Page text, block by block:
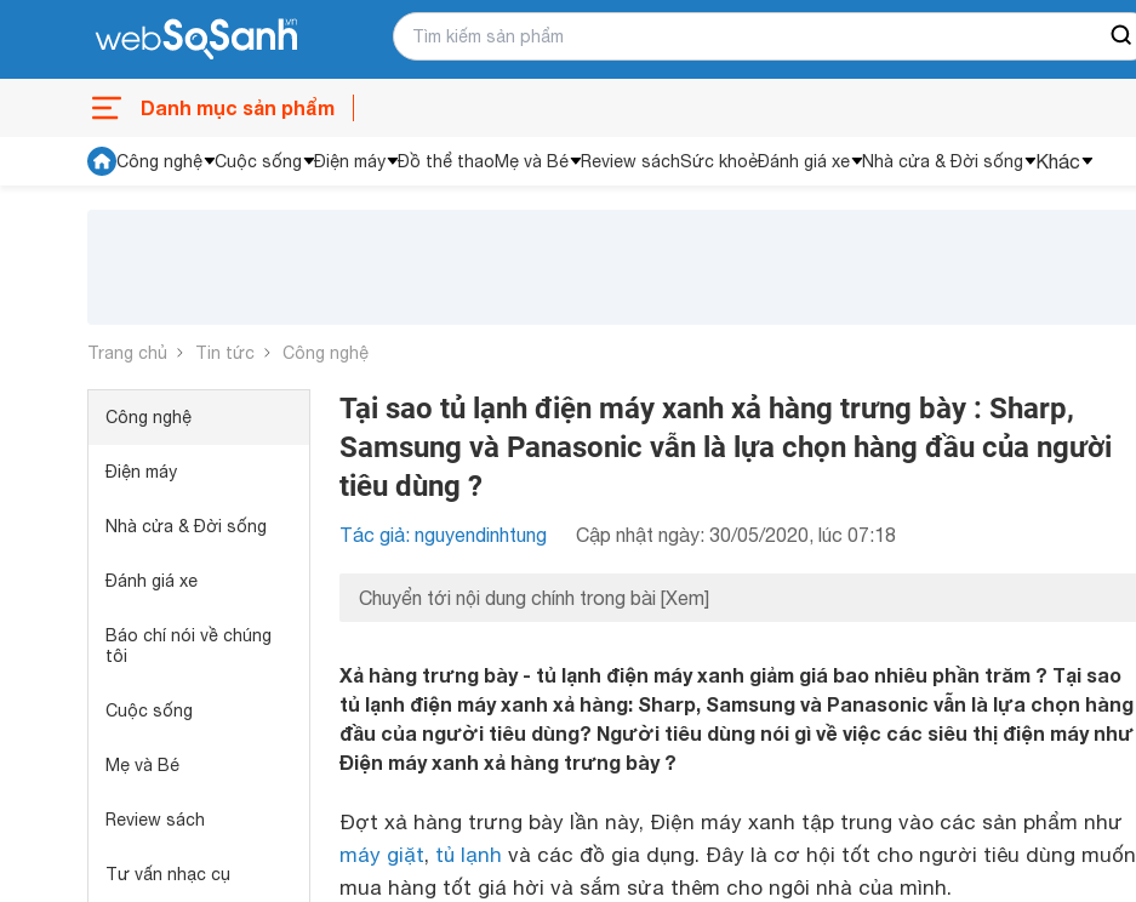
Danh mục sản phẩm
Công nghệ Cuộc sống Điện máy Đồ thể thaoMẹ và Bé Review sáchSức khoẻĐánh giá xe Nhà cửa & Đời sống Khác
Trang chủ Tin tức Công nghệ
Công nghệ
Điện máy
Nhà cửa & Đời sống
Đánh giá xe
Báo chí nói về chúng
tôi
Cuộc sống
Mẹ và Bé
Review sách
Tư vấn nhạc cụ
Tại sao tủ lạnh điện máy xanh xả hàng trưng bày : Sharp,
Samsung và Panasonic vẫn là lựa chọn hàng đầu của người
tiêu dùng ?
Tác giả: nguyendinhtung Cập nhật ngày: 30/05/2020, lúc 07:18
Chuyển tới nội dung chính trong bài [Xem]
Xả hàng trưng bày - tủ lạnh điện máy xanh giảm giá bao nhiêu phần trăm ? Tại sao
tủ lạnh điện máy xanh xả hàng: Sharp, Samsung và Panasonic vẫn là lựa chọn hàng
đầu của người tiêu dùng? Người tiêu dùng nói gì về việc các siêu thị điện máy như
Điện máy xanh xả hàng trưng bày ?
Đợt xả hàng trưng bày lần này, Điện máy xanh tập trung vào các sản phẩm như
máy giặt, tủ lạnh và các đồ gia dụng. Đây là cơ hội tốt cho người tiêu dùng muốn
mua hàng tốt giá hời và sắm sửa thêm cho ngôi nhà của mình.